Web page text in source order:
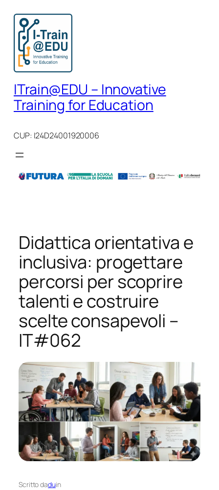
contenuto
ITrain@EDU – Innovative
Training for Education
CUP: I24D24001920006
Didattica orientativa e
inclusiva: progettare
percorsi per scoprire
talenti e costruire
scelte consapevoli –
IT#062
Scritto daduin